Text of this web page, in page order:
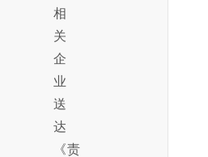
相
关
企
业
送
达
《责